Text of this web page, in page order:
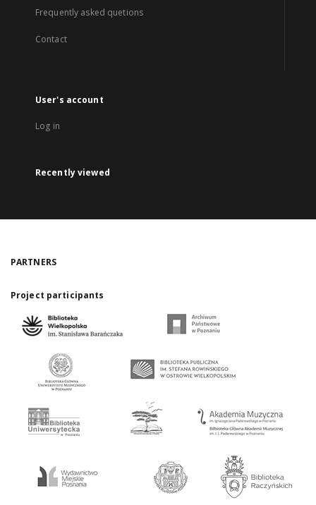
Frequently asked quetions
Contact
User's account
Log in
Recently viewed
PARTNERS
Project participants